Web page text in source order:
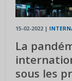
15-02-2022 |
La
sous les